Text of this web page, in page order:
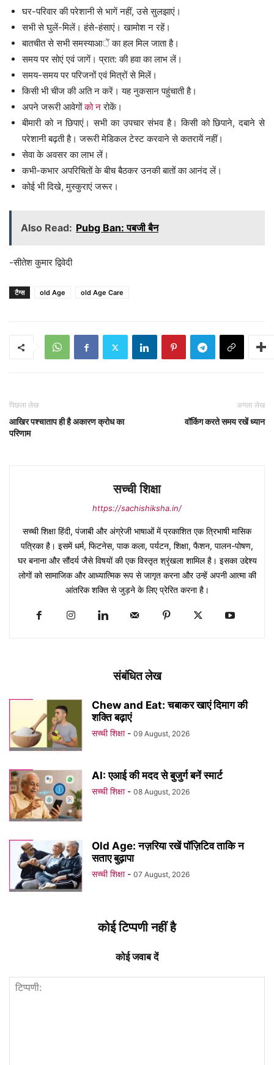
घर-परिवार की परेशानी से भागें नहीं, उसे सुलझाएं।
सभी से घुलें-मिलें। हंसे-हंसाएं। खामोश न रहें।
बातचीत से सभी समस्याआें का हल मिल जाता है।
समय पर सोएं एवं जागें। प्रात: की हवा का लाभ लें।
समय-समय पर परिजनों एवं मित्रों से मिलें।
किसी भी चीज की अति न करें। यह नुकसान पहुंचाती है।
अपने जरूरी आवेगोंको नरोकें।
बीमारी को न छिपाएं। सभी का उपचार संभव है। किसी को छिपाने, दबाने से
परेशानी बढ़ती है। जरूरी मेडिकल टेस्ट करवाने से कतरायें नहीं।
सेवा के अवसर का लाभ लें।
कभी-कभार अपरिचितों के बीच बैठकर उनकी बातों का आनंद लें।
कोई भी दिखे, मुस्कुराएं जरूर।
Also Read: Pubg Ban: पबजी बैन
-सीतेश कुमार द्विवेदी
टैग्स old Age old Age Care
पिछला लेख
आखिर पश्चाताप ही है अकारण क्रोध का
परिणाम
अगला लेख
वॉकिंग करते समय रखें ध्यान
सच्ची शिक्षा
https://sachishiksha.in/
सच्ची शिक्षा हिंदी, पंजाबी और अंग्रेजी भाषाओं में प्रकाशित एक त्रिभाषी मासिक
पत्रिका है। इसमें धर्म, फिटनेस, पाक कला, पर्यटन, शिक्षा, फैशन, पालन-पोषण,
घर बनाना और सौंदर्य जैसे विषयों की एक विस्तृत श्रृंखला शामिल है। इसका उद्देश्य
लोगों को सामाजिक और आध्यात्मिक रूप से जागृत करना और उन्हें अपनी आत्मा की
आंतरिक शक्ति से जुड़ने के लिए प्रेरित करना है।
संबंधित लेख
Chew and Eat: चबाकर खाएं दिमाग की
शक्ति बढ़ाएं
सच्ची शिक्षा - 09 August, 2026
AI: एआई की मदद से बुजुर्ग बनें स्मार्ट
सच्ची शिक्षा - 08 August, 2026
Old Age: नज़रिया रखें पॉज़िटिव ताकि न
सताए बुढ़ापा
सच्ची शिक्षा - 07 August, 2026
कोई टिप्पणी नहीं है
कोई जवाब दें